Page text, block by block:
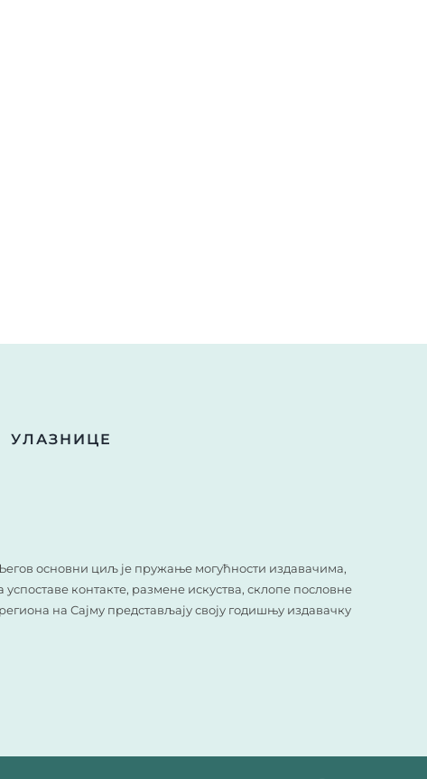
УЛАЗНИЦЕ
основни циљ је пружање могућности издавачима,
контакте, размене искуства, склопе пословне
на Сајму представљају своју годишњу издавачку